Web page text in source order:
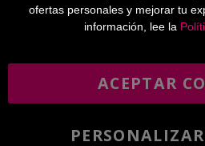
De lunes a jueves de 8:00 a 17:00,
Viernes de 8:00 a 15:00
informativo
He leído y acepto la
ofertas personales y mejorar tu
información, lee la
ACEPTAR